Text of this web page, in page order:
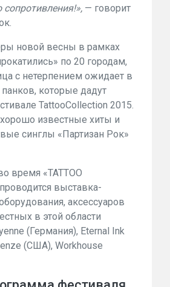
— говорит
новой весны в рамках
по 20 городам,
с нетерпением ожидает в
панков, которые дадут
TattooCollection 2015.
известные хиты и
синглы «Партизан Рок»
время «TATTOO
выставка-
аксессуаров
в этой области
(Германия), Еternal Ink
(США), Workhouse